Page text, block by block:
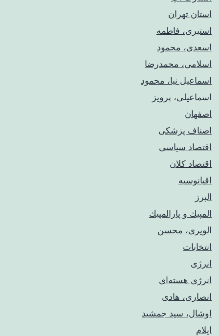
استان تهران
استیری، فاطمه
اسعدی، محمود
اسلامی، محمدرضا
اسماعیل نیا، محمود
اسماعیلی، پرویز
اصفهان
اصناف پزشکی
اقتصاد سیاسی
اقتصاد کلان
اقیانوسیه
البرز
المپيك و پارالمپيك
الویری، محسن
انتخابات
انرژی
انرژی هسته‌ای
انصاری، هادی
اوشال، سید جمشید
ایلام